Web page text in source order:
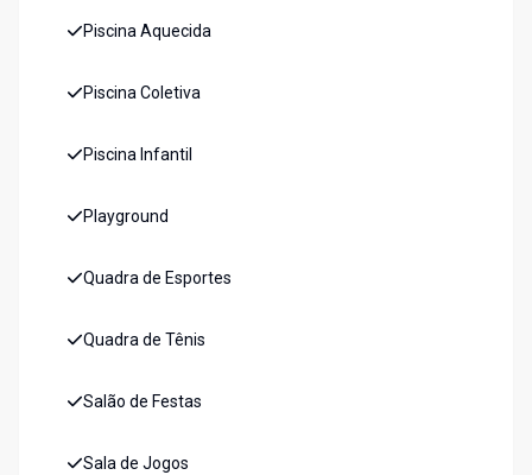
Piscina Aquecida
Piscina Coletiva
Piscina Infantil
Playground
Quadra de Esportes
Quadra de Tênis
Salão de Festas
Sala de Jogos